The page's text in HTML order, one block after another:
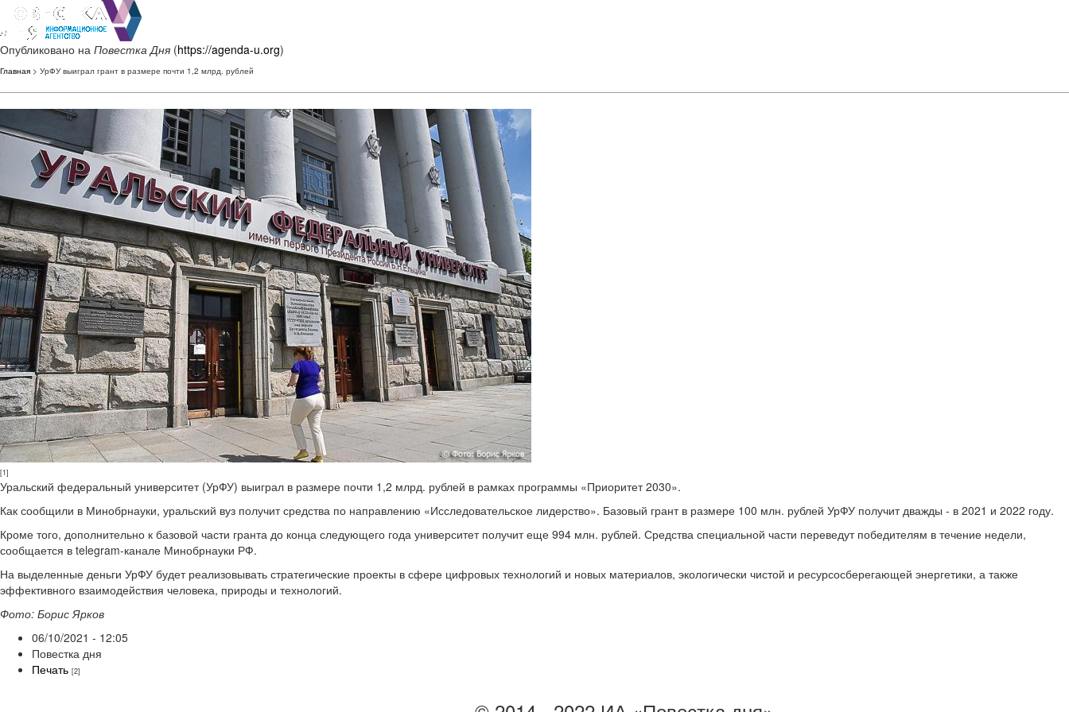
Опубликовано на Повестка Дня (https://agenda-u.org)
Главная > УрФУ выиграл грант в размере почти 1,2 млрд. рублей
[1]
Уральский федеральный университет (УрФУ) выиграл в размере почти 1,2 млрд. рублей в рамках программы «Приоритет 2030».
Как сообщили в Минобрнауки, уральский вуз получит средства по направлению «Исследовательское лидерство». Базовый грант в размере 100 млн. рублей УрФУ получит дважды - в 2021 и 2022 году.
Кроме того, дополнительно к базовой части гранта до конца следующего года университет получит еще 994 млн. рублей. Средства специальной части переведут победителям в течение недели,
сообщается в telegram-канале Минобрнауки РФ.
На выделенные деньги УрФУ будет реализовывать стратегические проекты в сфере цифровых технологий и новых материалов, экологически чистой и ресурсосберегающей энергетики, а также
эффективного взаимодействия человека, природы и технологий.
Фото: Борис Ярков
06/10/2021 - 12:05
Повестка дня
Печать [2]